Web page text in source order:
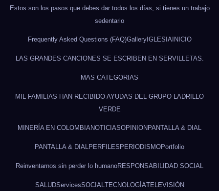
Estos son los pasos que debes dar todos los días, si tienes un trabajo
sedentario
Frequently Asked Questions (FAQ)GalleryIGLESIAINICIO
LAS GRANDES CANCIONES SE ESCRIBEN EN SERVILLETAS.
MAS CATEGORIAS
MIL FAMILIAS HAN RECIBIDO AYUDAS DEL GRUPO LADRILLO
VERDE
MINERÍA EN COLOMBIANOTICIASOPINION PANTALLA & DIAL
PANTALLA & DIALPERFILES PERIODISMOPortfolio
Reinventarnos sin perder lo humanoRESPONSABILIDAD SOCIAL
SALUDServicesSOCIAL TECNOLOGÍATELEVISIÓN